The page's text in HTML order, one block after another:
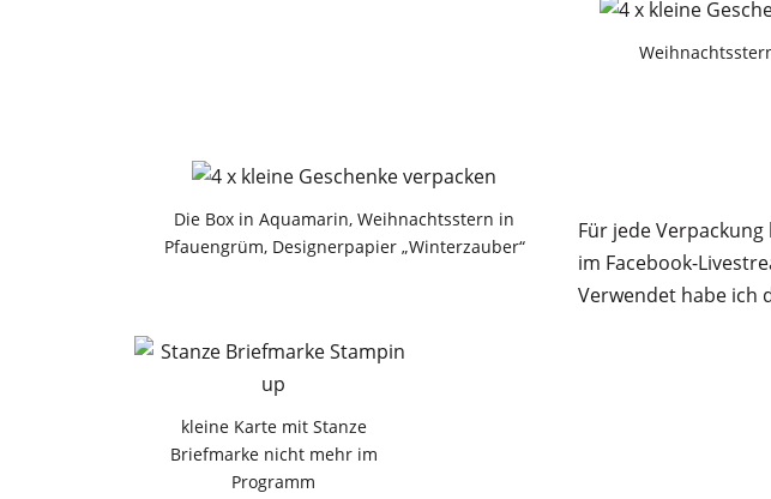
Die Box in Aquamarin, Weihnachtsstern in
Pfauengrüm, Designerpapier „Winterzauber“
Für jede
im Facebook-
Verwendet habe ich
kleine Karte mit Stanze
Briefmarke nicht mehr im
Programm